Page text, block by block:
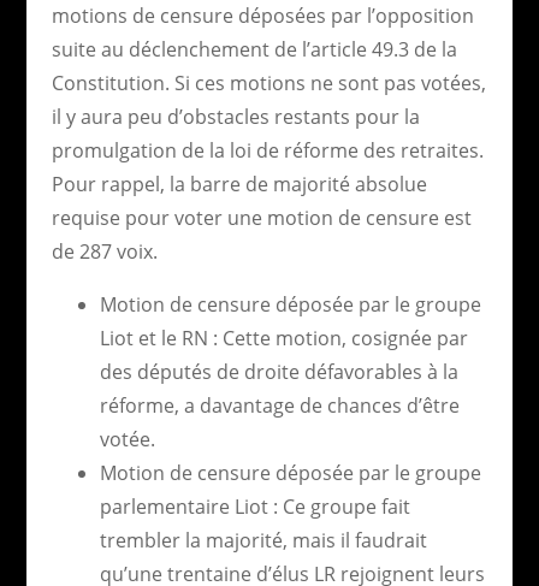
motions de censure déposées par l’opposition
suite au déclenchement de l’article 49.3 de la
Constitution. Si ces motions ne sont pas votées,
il y aura peu d’obstacles restants pour la
promulgation de la loi de réforme des retraites.
Pour rappel, la barre de majorité absolue
requise pour voter une motion de censure est
de 287 voix.
Motion de censure déposée par le groupe
Liot et le RN : Cette motion, cosignée par
des députés de droite défavorables à la
réforme, a davantage de chances d’être
votée.
Motion de censure déposée par le groupe
parlementaire Liot : Ce groupe fait
trembler la majorité, mais il faudrait
qu’une trentaine d’élus LR rejoignent leurs